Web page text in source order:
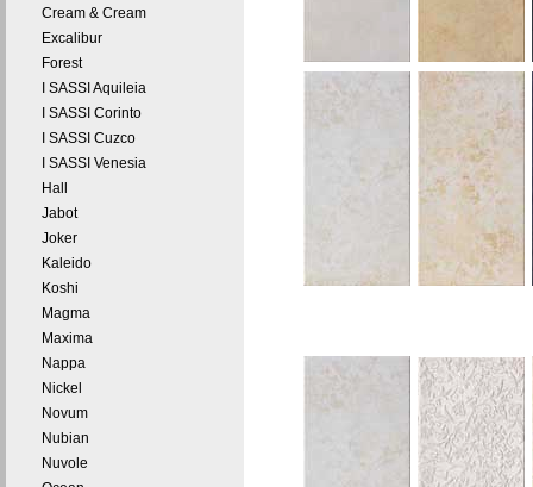
Cream & Cream
Excalibur
Forest
I SASSI Aquileia
I SASSI Corinto
I SASSI Cuzco
I SASSI Venesia
Hall
Jabot
Joker
Kaleido
Koshi
Magma
Maxima
Nappa
Nickel
Novum
Nubian
Nuvole